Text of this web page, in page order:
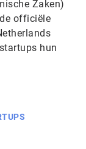
Zaken)
officiële
hun